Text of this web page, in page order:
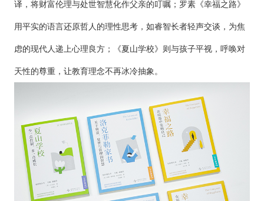
译，将财富伦理与处世智慧化作父亲的叮嘱；罗素《幸福之路》
用平实的语言还原哲人的理性思考，如睿智长者轻声交谈，为焦
虑的现代人递上心理良方；《夏山学校》则与孩子平视，呼唤对
天性的尊重，让教育理念不再冰冷抽象。